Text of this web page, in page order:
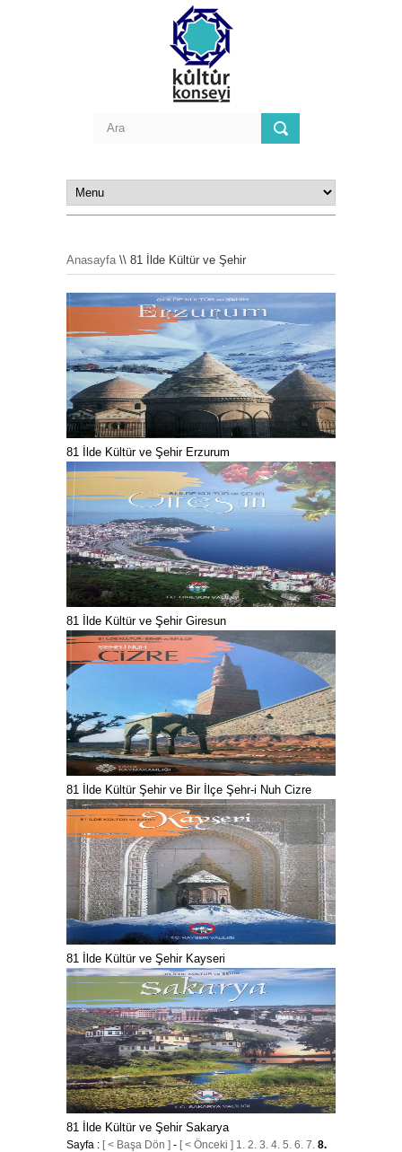
Anasayfa\\ 81 İlde Kültür ve Şehir
81 İlde Kültür ve Şehir Erzurum
81 İlde Kültür ve Şehir Giresun
81 İlde Kültür Şehir ve Bir İlçe Şehr-i Nuh Cizre
81 İlde Kültür ve Şehir Kayseri
81 İlde Kültür ve Şehir Sakarya
Sayfa : [ < Başa Dön ] - [ < Önceki ] 1. 2. 3. 4. 5. 6. 7. 8.